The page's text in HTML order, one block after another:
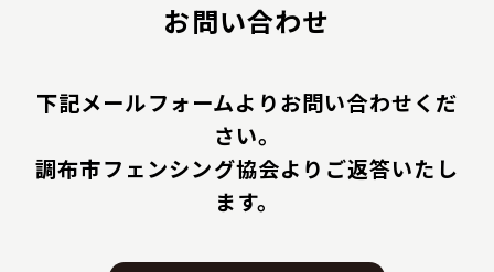
お問い合わせ
下記メールフォームよりお問い合わせくだ
さい。
調布市フェンシング協会よりご返答いたし
ます。